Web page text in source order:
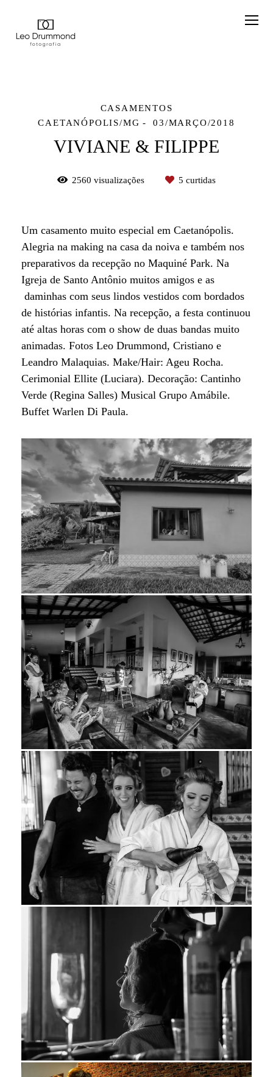
CASAMENTOS
CAETANÓPOLIS/MG
03/MARÇO/2018
VIVIANE & FILIPPE
2560 visualizações 5 curtidas
Um casamento muito especial em Caetanópolis.
Alegria na making na casa da noiva e também nos
preparativos da recepção no Maquiné Park. Na
Igreja de Santo Antônio muitos amigos e as
daminhas com seus lindos vestidos com bordados
de histórias infantis. Na recepção, a festa continuou
até altas horas com o show de duas bandas muito
animadas. Fotos Leo Drummond, Cristiano e
Leandro Malaquias. Make/Hair: Ageu Rocha.
Cerimonial Ellite (Luciara). Decoração: Cantinho
Verde (Regina Salles) Musical Grupo Amábile.
Buffet Warlen Di Paula.